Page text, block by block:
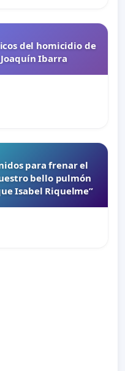
del homicidio de
Ibarra
para frenar el
bello pulmón
Isabel Riquelme”